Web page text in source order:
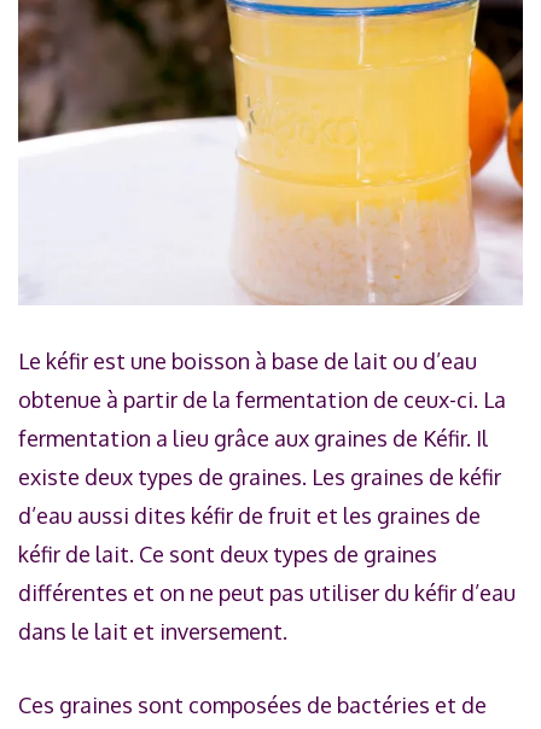
Le kéfir est une boisson à base de lait ou d’eau
obtenue à partir de la fermentation de ceux-ci. La
fermentation a lieu grâce aux graines de Kéfir. Il
existe deux types de graines. Les graines de kéfir
d’eau aussi dites kéfir de fruit et les graines de
kéfir de lait. Ce sont deux types de graines
différentes et on ne peut pas utiliser du kéfir d’eau
dans le lait et inversement.
Ces graines sont composées de bactéries et de